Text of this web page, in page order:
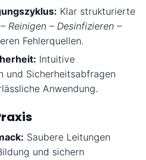
Klar strukturierte
Reinigen – Desinfizieren –
Fehlerquellen.
Intuitive
und Sicherheitsabfragen
Anwendung.
Saubere Leitungen
und sichern